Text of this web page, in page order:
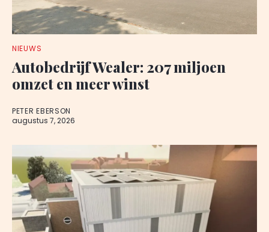
NIEUWS
Autobedrijf Wealer: 207 miljoen
omzet en meer winst
PETER EBERSON
augustus 7, 2026